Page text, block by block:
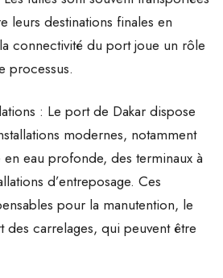
leurs destinations finales en
connectivité du port joue un rôle
processus.
: Le port de Dakar dispose
modernes, notamment
en eau profonde, des terminaux à
d’entreposage. Ces
pour la manutention, le
des carrelages, qui peuvent être